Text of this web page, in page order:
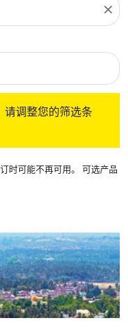
close
请调整您的筛选条
时可能不再可用。 可选产品